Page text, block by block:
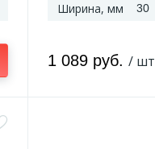
Ширина, мм 30
1 089 руб./ шт